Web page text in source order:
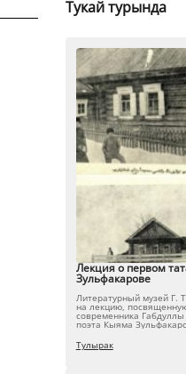
Тукай турында
Лекция о первом
Зульфакарове
Литературный музей Г.
на лекцию,
современника
поэта Кыяма
Тулырак